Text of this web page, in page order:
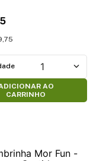
,75
1
AO
CARRINHO